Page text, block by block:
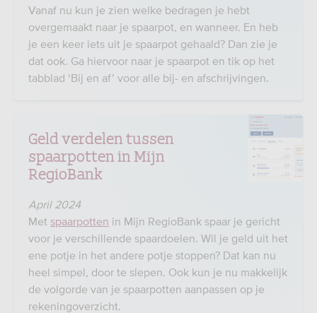
Vanaf nu kun je zien welke bedragen je hebt
overgemaakt naar je spaarpot, en wanneer. En heb
je een keer iets uit je spaarpot gehaald? Dan zie je
dat ook. Ga hiervoor naar je spaarpot en tik op het
tabblad ‘Bij en af’ voor alle bij- en afschrijvingen.
Geld verdelen tussen
spaarpotten in Mijn
RegioBank
April 2024
Met spaarpotten in Mijn RegioBank spaar je gericht
voor je verschillende spaardoelen. Wil je geld uit het
ene potje in het andere potje stoppen? Dat kan nu
heel simpel, door te slepen. Ook kun je nu makkelijk
de volgorde van je spaarpotten aanpassen op je
rekeningoverzicht.